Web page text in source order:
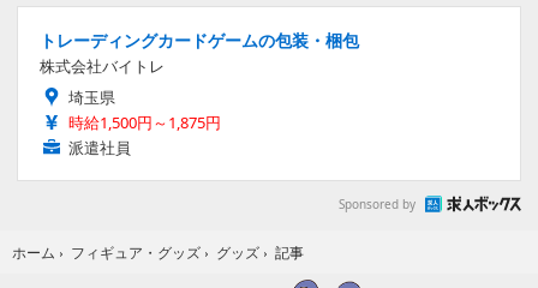
トレーディングカードゲームの包装・梱包
株式会社バイトレ
埼玉県
時給1,500円～1,875円
派遣社員
Sponsored by
ホーム › フィギュア・グッズ › グッズ › 記事